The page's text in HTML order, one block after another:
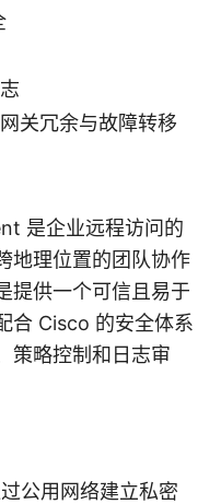
关冗余与故障转移
是企业远程访问的
地理位置的团队协作
提供一个可信且易于
合 Cisco 的安全体系
策略控制和日志审
公用网络建立私密